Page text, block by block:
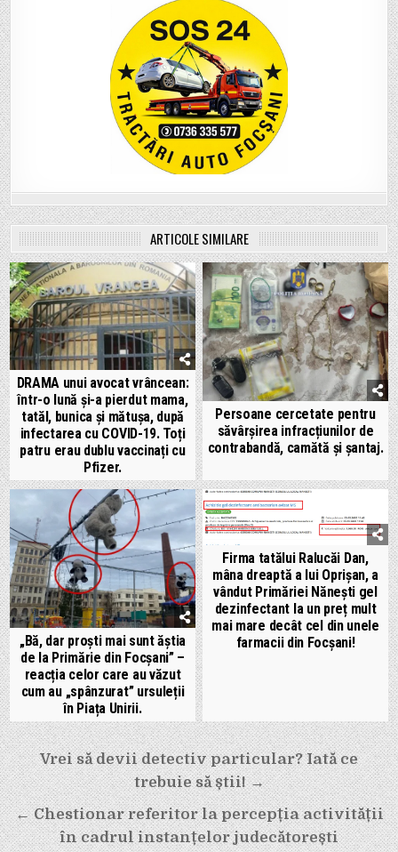
ARTICOLE SIMILARE
DRAMA unui avocat vrâncean:
într-o lună și-a pierdut mama,
tatăl, bunica și mătușa, după
infectarea cu COVID-19. Toți
patru erau dublu vaccinați cu
Pfizer.
Persoane cercetate pentru
săvârșirea infracțiunilor de
contrabandă, camătă și șantaj.
„Bă, dar proști mai sunt ăștia
de la Primărie din Focșani” –
reacția celor care au văzut
cum au „spânzurat” ursuleții
în Piața Unirii.
Firma tatălui Ralucăi Dan,
mâna dreaptă a lui Oprișan, a
vândut Primăriei Nănești gel
dezinfectant la un preț mult
mai mare decât cel din unele
farmacii din Focșani!
Navigare
în
articole
Vrei să devii detectiv particular? Iată ce
trebuie să știi! →
← Chestionar referitor la percepția activității
în cadrul instanțelor judecătorești